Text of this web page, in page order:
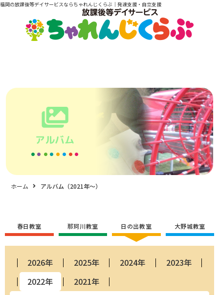
福岡の放課後等デイサービスならちゃれんじくらぶ｜発達支援・自立支援
アルバム
ホーム アルバム（2021年〜）
春日教室 那珂川教室 日の出教室 大野城教室
2026年 2025年 2024年
2023年
2022年
2021年